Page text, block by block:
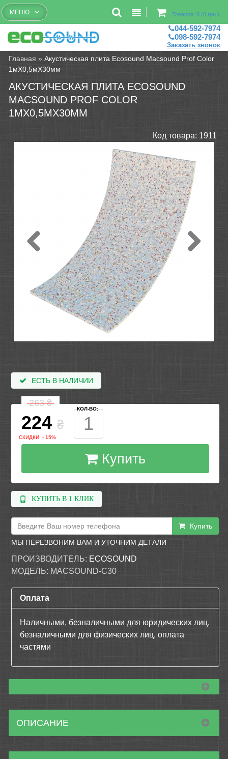
Бесплатный рассчет помещений
Товаров: 0 (0 грн.)
МЕНЮ
044-592-7974
098-592-7974
Заказать звонок
Главная »Акустическая плита Ecosound Macsound Prof Color
1мХ0,5мХ30мм
АКУСТИЧЕСКАЯ ПЛИТА ECOSOUND
MACSOUND PROF COLOR
1МХ0,5МХ30ММ
Код товара: 1911
ЕСТЬ В НАЛИЧИИ
263₴
224 ₴
СКИДКИ: - 15%
КОЛ-ВО:
Купить
КУПИТЬ В 1 КЛИК
Купить
МЫ ПЕРЕЗВОНИМ ВАМ И УТОЧНИМ ДЕТАЛИ
ПРОИЗВОДИТЕЛЬ: ECOSOUND
МОДЕЛЬ: MACSOUND-C30
Оплата
Наличными, безналичными для юридических лиц,
безналичными для физических лиц, оплата
частями
ОПИСАНИЕ